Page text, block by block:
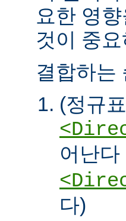
요한 영
것이 중
결합하는
(정규
어난
다)